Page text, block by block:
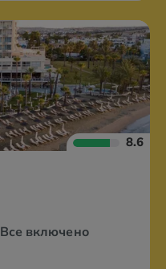
8.6
Все включено